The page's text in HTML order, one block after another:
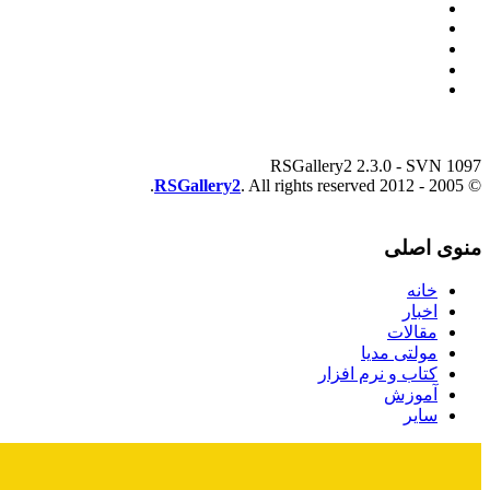
RSGallery2 2.3.0 - SVN 1097
© 2005 - 2012
RSGallery2. All rights reserved.
منوی اصلی
خانه
اخبار
مقالات
مولتی مدیا
کتاب و نرم افزار
آموزش
سایر